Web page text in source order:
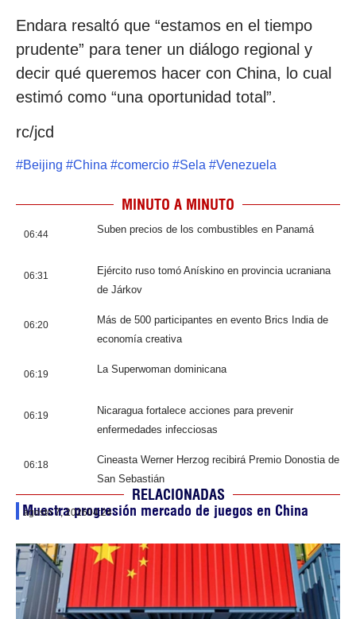
Endara resaltó que “estamos en el tiempo
prudente” para tener un diálogo regional y
decir qué queremos hacer con China, lo cual
estimó como “una oportunidad total”.
rc/jcd
#Beijing #China #comercio #Sela #Venezuela
MINUTO A MINUTO
06:44 Suben precios de los combustibles en Panamá
06:31
Ejército ruso tomó Anískino en provincia ucraniana
de Járkov
06:20
Más de 500 participantes en evento Brics India de
economía creativa
06:19 La Superwoman dominicana
06:19
Nicaragua fortalece acciones para prevenir
enfermedades infecciosas
06:18
Cineasta Werner Herzog recibirá Premio Donostia de
San Sebastián
RELACIONADAS
Muestra progresión mercado de juegos en China
agosto 7, 202604:24